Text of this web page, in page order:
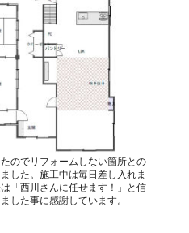
のでリフォームしない箇所との
した。施工中は毎日差し入れま
「西川さんに任せます！」と信
した事に感謝しています。